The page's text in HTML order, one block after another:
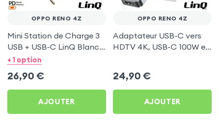
OPPO RENO 4Z
Mini Station de Charge 3
USB + USB-C LinQ Blanc
pour Oppo Reno 4Z
+ 1 option
26,90 €
AJOUTER
OPPO RENO 4Z
Adaptateur USB-C vers
HDTV 4K, USB-C 100W et
24,90 €
AJOUTER